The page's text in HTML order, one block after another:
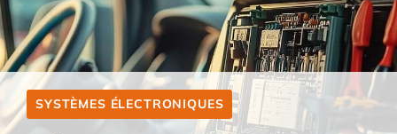
SYSTÈMES ÉLECTRONIQUES